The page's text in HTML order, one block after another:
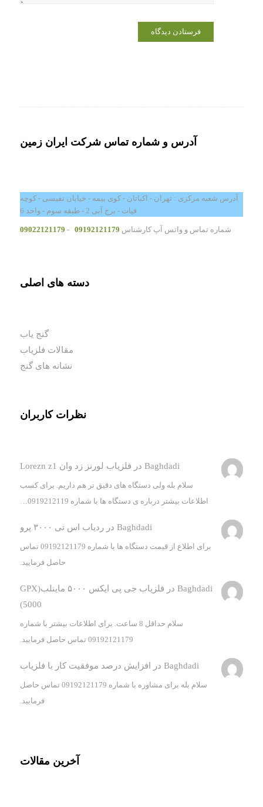
آدرس و شماره تماس شرکت ایران زمین
آدرس شعبه مرکزی : تهران - اکباتان - کوی بیمه - خیابان نفیسی - کوچه
فیات - برج آبی 2 - طبقه سوم - واحد 6
شماره تماس و واتس آپ کارشناس 09192121179
-
09022121179
دسته های اصلی
گنج یاب
مقالات فلزیاب
نشانه های گنج
نظرات کاربران
Baghdadi در فلزیاب لورنز زد وان Lorezn z1
سلام بله ولی دستگاه های دقیق تر هم داریم. برای کسب
اطلاعات بیشتر درباره ی دستگاه ها با شماره 0919212119…
Baghdadi درردیاب اس تی ۳۰۰۰ پرو
برای اطلاع از قیمت دستگاه ها با شماره 09192121179 تماس
حاصل فرمایید.
Baghdadi در
فلزیاب جی پی ایکس ۵۰۰۰ ماینلب(GPX
5000)
سلام حداقل 8 ساعت. برای اطلاعات بیشتر با شماره
09192121179 تماس حاصل فرمایید.
Baghdadi در افزایش درصد موفقیت کار با فلزیاب
سلام بله برای مشاوره با شماره 09192121179 تماس حاصل
فرمایید.
آخرین مقالات